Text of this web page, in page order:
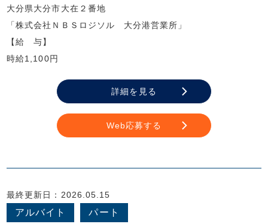
大分県大分市大在２番地
「株式会社ＮＢＳロジソル 大分港営業所」
【給 与】
時給1,100円
詳細を見る
Web応募する
最終更新日：2026.05.15
アルバイト パート